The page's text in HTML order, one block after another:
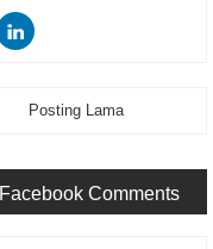
Posting Lama
Facebook Comments